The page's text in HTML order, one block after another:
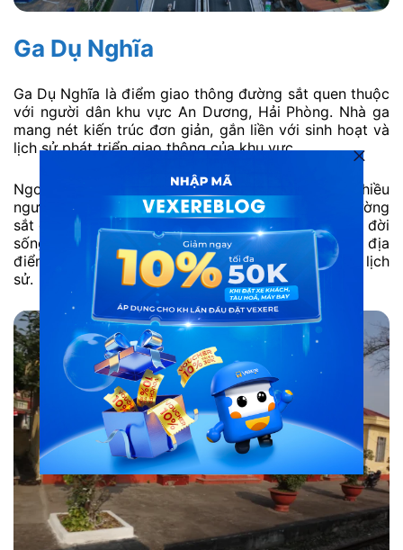
Ga Dụ Nghĩa
Ga Dụ Nghĩa là điểm giao thông đường sắt quen thuộc
với người dân khu vực An Dương, Hải Phòng. Nhà ga
mang nét kiến trúc đơn giản, gắn liền với sinh hoạt và
lịch sử phát triển giao thông của khu vực.
Ngoài chức năng vận tải, ga Dụ Nghĩa còn được nhiều
người ghé qua để chụp ảnh, tìm hiểu về tuyến đường
sắt địa phương. Đây là điểm mang tính trải nghiệm đời
sống, thường được nhắc đến khi tìm kiếm các địa
điểm du lịch An Dương gắn với dấu ấn hạ tầng và lịch
sử.